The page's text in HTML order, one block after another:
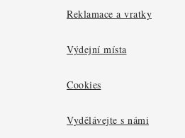
Reklamace a vratky
Výdejní místa
Cookies
Vydělávejte s námi